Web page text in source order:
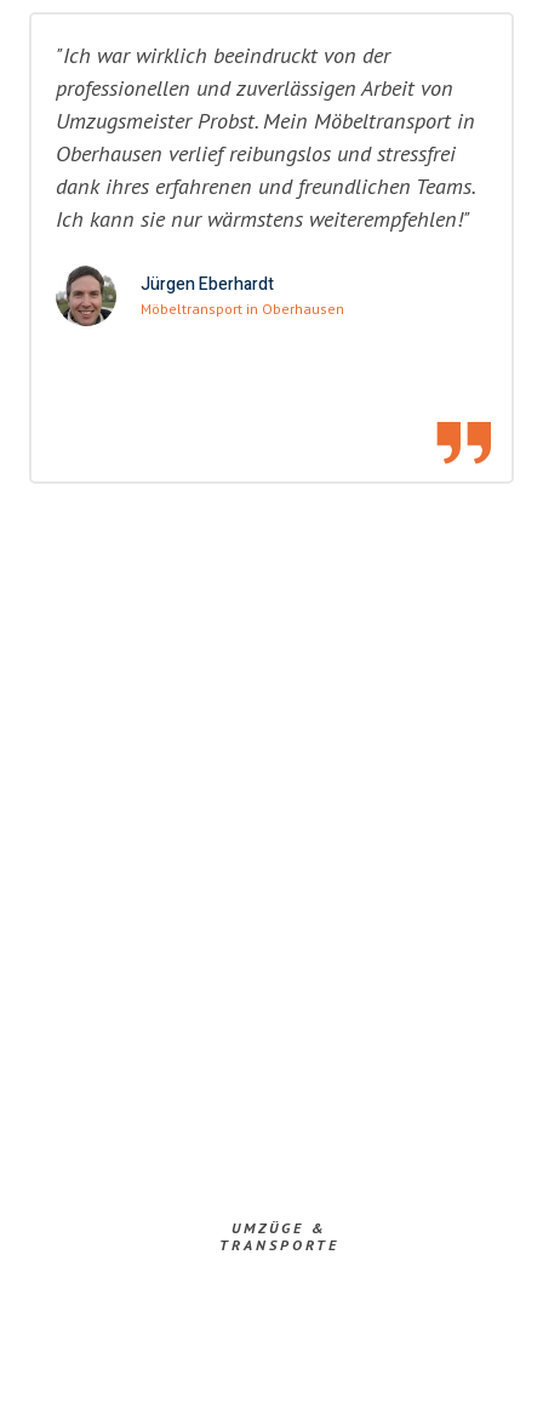
"Ich war wirklich beeindruckt von der
professionellen und zuverlässigen Arbeit von
Umzugsmeister Probst. Mein Möbeltransport in
Oberhausen verlief reibungslos und stressfrei
dank ihres erfahrenen und freundlichen Teams.
Ich kann sie nur wärmstens weiterempfehlen!"
Jürgen Eberhardt
Möbeltransport in Oberhausen
UMZÜGE &
TRANSPORTE